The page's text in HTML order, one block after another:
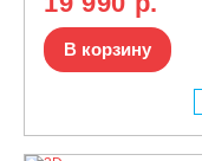
В корзину